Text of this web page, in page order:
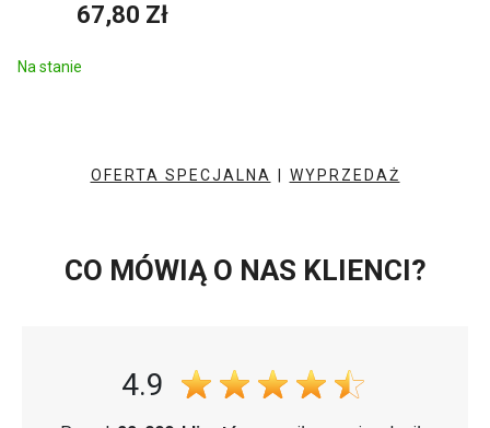
67,80 Zł
Na stanie
OFERTA SPECJALNA WYPRZEDAŻ
CO MÓWIĄ O NAS KLIENCI?
4.9